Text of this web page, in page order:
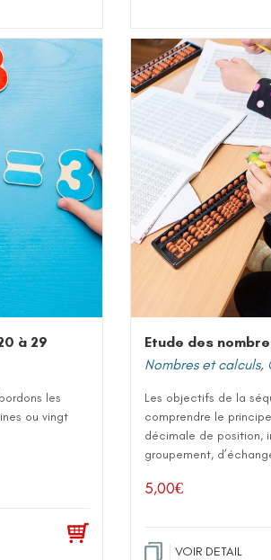
à 29
les
ou vingt
Etude des
Nombres et calculs,
Les objectifs de la
comprendre le
décimale de position,
groupement,
5,00€
VOIR DETAIL